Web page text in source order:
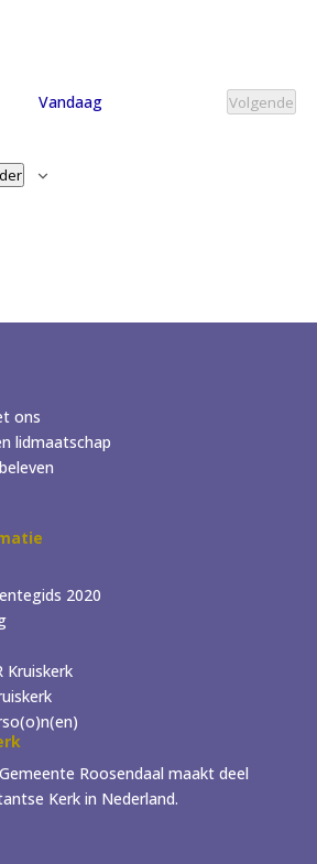
Vandaag
Volgende
ons
lidmaatschap
2020
Kruiskerk
Roosendaal maakt deel
Kerk in Nederland.